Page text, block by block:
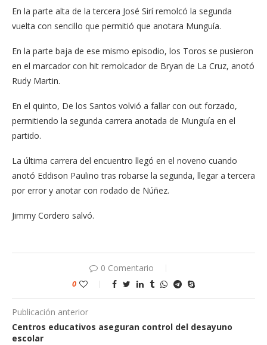
En la parte alta de la tercera José Sirí remolcó la segunda
vuelta con sencillo que permitió que anotara Munguía.
En la parte baja de ese mismo episodio, los Toros se pusieron
en el marcador con hit remolcador de Bryan de La Cruz, anotó
Rudy Martin.
En el quinto, De los Santos volvió a fallar con out forzado,
permitiendo la segunda carrera anotada de Munguía en el
partido.
La última carrera del encuentro llegó en el noveno cuando
anotó Eddison Paulino tras robarse la segunda, llegar a tercera
por error y anotar con rodado de Núñez.
Jimmy Cordero salvó.
0 Comentario
0
Publicación anterior
Centros educativos aseguran control del desayuno
escolar